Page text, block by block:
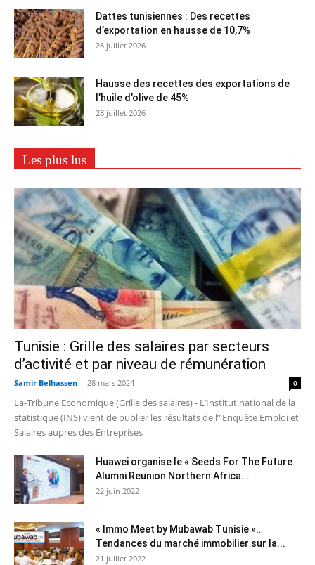
Dattes tunisiennes : Des recettes
d’exportation en hausse de 10,7%
28 juillet 2026
Hausse des recettes des exportations de
l’huile d’olive de 45%
28 juillet 2026
Les plus lus
Tunisie : Grille des salaires par secteurs
d’activité et par niveau de rémunération
Samir Belhassen - 28 mars 2024 0
La-Tribune Economique (Grille des salaires) - L’Institut national de la
statistique (INS) vient de publier les résultats de l’"Enquête Emploi et
Salaires auprès des Entreprises
Huawei organise le « Seeds For The Future
Alumni Reunion Northern Africa...
22 juin 2022
« Immo Meet by Mubawab Tunisie »…
Tendances du marché immobilier sur la...
21 juillet 2022